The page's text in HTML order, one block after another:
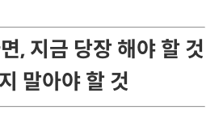
, 지금 당장 해야 할 것
말아야 할 것​​​​​​​